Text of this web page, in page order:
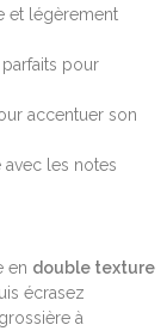
et légèrement
pour
accentuer son
les notes
en double texture
écrasez
à